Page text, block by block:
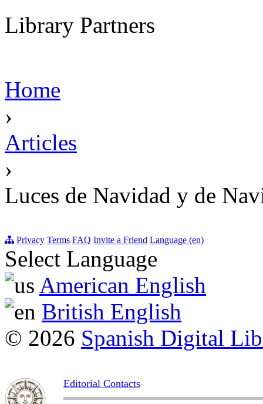
Library Partners
Home
›
Articles
›
Luces de Navidad y de
Privacy Terms FAQ Invite a Friend Language (en)
Select Language
American English
British English
© 2026 Spanish Digital
Editorial Contacts